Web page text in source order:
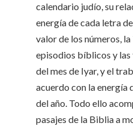
calendario judío, su
energía de cada letra
valor de los números,
episodios bíblicos y
del mes de Iyar, y el
acuerdo con la energía
del año. Todo ello
pasajes de la Biblia a